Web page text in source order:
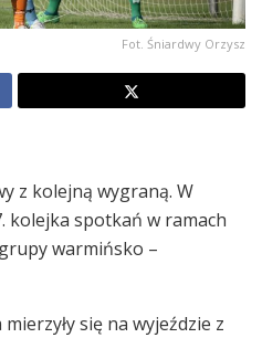
Fot. Śniardwy Orzysz
z kolejną wygraną. W
kolejka spotkań w ramach
warmińsko –
się na wyjeździe z